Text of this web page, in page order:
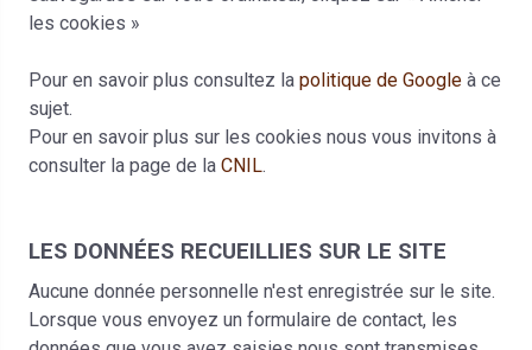
les cookies »
Pour en savoir plus consultez lapolitique de Google à ce
sujet.
Pour en savoir plus sur les cookies nous vous invitons à
consulter la page de laCNIL.
LES DONNÉES RECUEILLIES SUR LE SITE
Aucune donnée personnelle n'est enregistrée sur le site.
Lorsque vous envoyez un formulaire de contact, les